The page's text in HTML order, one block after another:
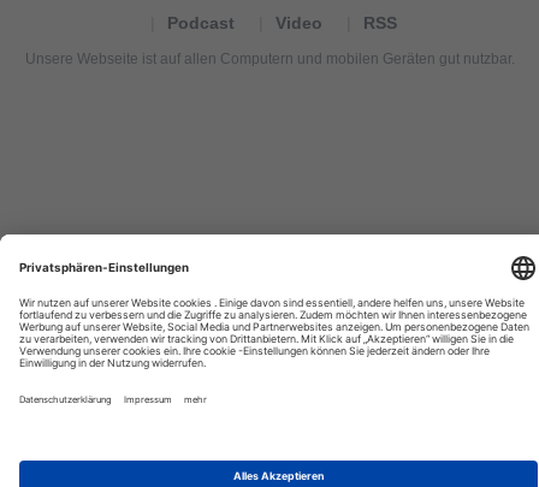
Podcast
Video RSS
Unsere Webseite ist auf allen Computern und mobilen Geräten gut nutzbar.
turismo,
Tourismus
Nachrichten,
новости
туризма,
travel
international